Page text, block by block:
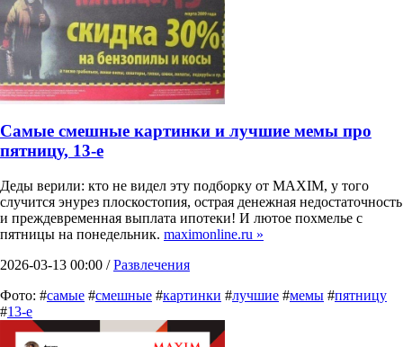
Самые смешные картинки и лучшие мемы про
пятницу, 13-е
Деды верили: кто не видел эту подборку от MAXIM, у того
случится энурез плоскостопия, острая денежная недостаточность
и преждевременная выплата ипотеки! И лютое похмелье с
пятницы на понедельник. maximonline.ru »
2026-03-13 00:00 /Развлечения
Фото: #самые #смешные #картинки #лучшие #мемы #пятницу
#13-е